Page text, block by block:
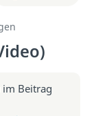
im Beitrag